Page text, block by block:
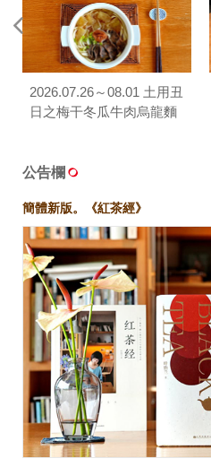
2026.07.26～08.01 土用丑
日之梅干冬瓜牛肉烏龍麵
公告欄
簡體新版。《紅茶經》